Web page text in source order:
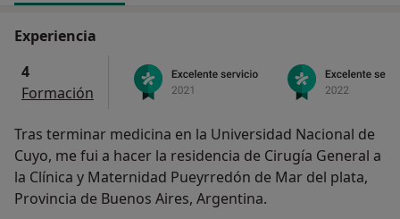
Experiencia
4
Formación
Tras terminar medicina en la Universidad Nacional de
Cuyo, me fui a hacer la residencia de Cirugía General a
la Clínica y Maternidad Pueyrredón de Mar del plata,
Provincia de Buenos Aires, Argentina.